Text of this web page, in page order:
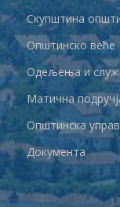
Скупштина
Општинско веће
Одељења и
Матична
Општинска
Документа